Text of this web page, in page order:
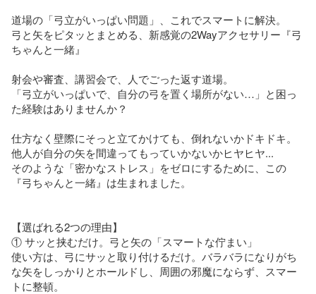
道場の「弓立がいっぱい問題」、これでスマートに解決。
弓と矢をピタッとまとめる、新感覚の2Wayアクセサリー『弓
ちゃんと一緒』
射会や審査、講習会で、人でごった返す道場。
「弓立がいっぱいで、自分の弓を置く場所がない…」と困っ
た経験はありませんか？
仕方なく壁際にそっと立てかけても、倒れないかドキドキ。
他人が自分の矢を間違ってもっていかないかヒヤヒヤ...
そのような「密かなストレス」をゼロにするために、この
『弓ちゃんと一緒』は生まれました。
【選ばれる2つの理由】
① サッと挟むだけ。弓と矢の「スマートな佇まい」
使い方は、弓にサッと取り付けるだけ。バラバラになりがち
な矢をしっかりとホールドし、周囲の邪魔にならず、スマー
トに整頓。